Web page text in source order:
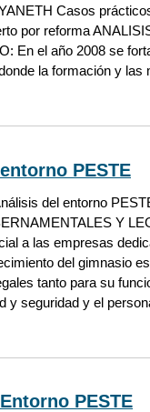
Casos
por reforma
En el año 2008 se
la formación y las
PESTE
del entorno
Y
a las empresas
del gimnasio
tanto para su
y seguridad y el
PESTE